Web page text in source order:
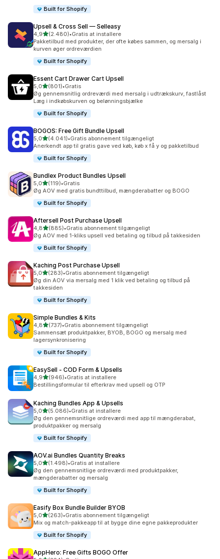
Built for Shopify
Upsell & Cross Sell — Selleasy
4,9ud af 5 stjerner
(2.480)
2480 anmeldelser i alt
•Gratis at installere
Pakketilbud med produkter, der ofte købes sammen, og mersalg i
kurven øger ordreværdien
Built for Shopify
Essent Cart Drawer Cart Upsell
5,0ud af 5 stjerner
(801)
801 anmeldelser i alt
•Gratis
Øg gennemsnitlig ordreværdi med mersalg i udtrækskurv, fastlåst
Læg i indkøbskurven og belønningsbjælke
Built for Shopify
BOGOS: Free Gift Bundle Upsell
5,0ud af 5 stjerner
(4.041)
4041 anmeldelser i alt
•Gratis abonnement tilgængeligt
Anerkendt app til gratis gave ved køb, køb x få y og pakketilbud
Built for Shopify
Bundlex Product Bundles Upsell
5,0ud af 5 stjerner
(119)
119 anmeldelser i alt
•Gratis
Øg AOV med gratis bundttilbud, mængderabatter og BOGO
Built for Shopify
Aftersell Post Purchase Upsell
4,8ud af 5 stjerner
(885)
885 anmeldelser i alt
•Gratis abonnement tilgængeligt
Øg AOV med 1-kliks upsell ved betaling og tilbud på takkesiden
Built for Shopify
Kaching Post Purchase Upsell
5,0ud af 5 stjerner
(283)
283 anmeldelser i alt
•Gratis abonnement tilgængeligt
Øg din AOV via mersalg med 1 klik ved betaling og tilbud på
takkesiden
Built for Shopify
Simple Bundles & Kits
4,8ud af 5 stjerner
(737)
737 anmeldelser i alt
•Gratis abonnement tilgængeligt
Sammensæt produktpakker, BYOB, BOGO og mersalg med
lagersynkronisering
Built for Shopify
EasySell ‑ COD Form & Upsells
4,9ud af 5 stjerner
(946)
946 anmeldelser i alt
•Gratis at installere
Bestillingsformular til efterkrav med upsell og OTP
Kaching Bundles App & Upsells
5,0ud af 5 stjerner
(5.086)
5086 anmeldelser i alt
•Gratis at installere
Øg den gennemsnitlige ordreværdi med app til mængderabat,
produktpakker og mersalg
Built for Shopify
AOV.ai Bundles Quantity Breaks
5,0ud af 5 stjerner
(1.498)
1498 anmeldelser i alt
•Gratis at installere
Øg den gennemsnitlige ordreværdi med produktpakker,
mængderabatter og mersalg
Built for Shopify
Easify Box Bundle Builder BYOB
5,0ud af 5 stjerner
(263)
263 anmeldelser i alt
•Gratis abonnement tilgængeligt
Mix og match-pakkeapp til at bygge dine egne pakkeprodukter
Built for Shopify
AppHero: Free Gifts BOGO Offer